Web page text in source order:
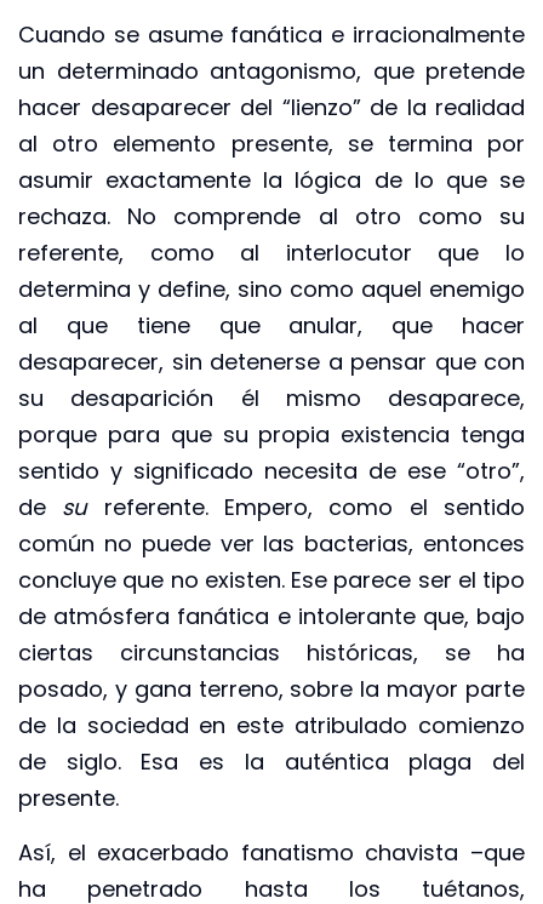
Cuando se asume fanática e irracionalmente
un determinado antagonismo, que pretende
hacer desaparecer del “lienzo” de la realidad
al otro elemento presente, se termina por
asumir exactamente la lógica de lo que se
rechaza. No comprende al otro como su
referente, como al interlocutor que lo
determina y define, sino como aquel enemigo
al que tiene que anular, que hacer
desaparecer, sin detenerse a pensar que con
su desaparición él mismo desaparece,
porque para que su propia existencia tenga
sentido y significado necesita de ese “otro”,
de sureferente. Empero, como el sentido
común no puede ver las bacterias, entonces
concluye que no existen. Ese parece ser el tipo
de atmósfera fanática e intolerante que, bajo
ciertas circunstancias históricas, se ha
posado, y gana terreno, sobre la mayor parte
de la sociedad en este atribulado comienzo
de siglo. Esa es la auténtica plaga del
presente.
Así, el exacerbado fanatismo chavista –que
ha penetrado hasta los tuétanos,